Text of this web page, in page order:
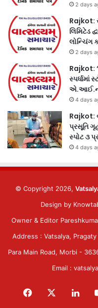
2 days
Rajkot:
લિમિટેડ
લોન્ચિંગ
2 days
Rajkot:
4 days
Rajkot:
પ્રસૂતિ
સ્પોટ ૩
4 days
© Copyright 2026,
Design by
Owner & Editor
Address : Vatsalya,
Para Main Road, Morbi -
Email :
Facebook